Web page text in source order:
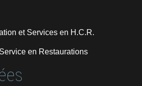
et Services en H.C.R.
en Restaurations